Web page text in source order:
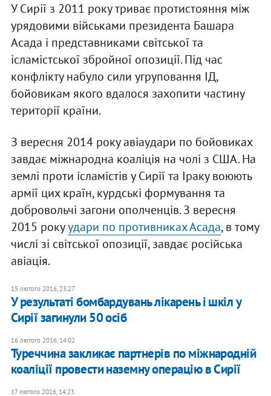
У Сирії з 2011 року триває протистояння між
урядовими військами президента Башара
Асада і представниками світської та
ісламістської збройної опозиції. Під час
конфлікту набуло сили угруповання ІД,
бойовикам якого вдалося захопити частину
території країни.
З вересня 2014 року авіаудари по бойовиках
завдає міжнародна коаліція на чолі з США. На
землі проти ісламістів у Сирії та Іраку воюють
армії цих країн, курдські формування та
добровольчі загони ополченців. З вересня
2015 рокуудари по противниках Асада, в тому
числі зі світської опозиції, завдає російська
авіація.
15 лютого 2016, 23:27
У результаті бомбардувань лікарень і шкіл у
Сирії загинули 50 осіб
16 лютого 2016, 14:02
Туреччина закликає партнерів по міжнародній
коаліції провести наземну операцію в Сирії
17 лютого 2016, 14:23